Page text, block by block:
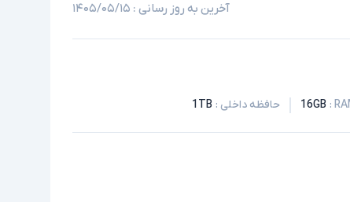
آخرین به روز رسانی : ۱۴۰۵/۰۵/۱۵
:
16GB حافظه داخلی :
1TB